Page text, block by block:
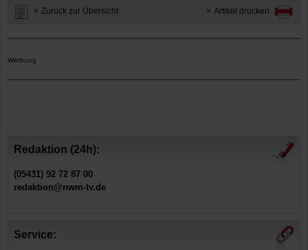
Zurück zur Übersicht Artikel drucken
Werbung
Redaktion (24h):
(05431) 92 72 87 00
redaktion@nwm-tv.de
Service: